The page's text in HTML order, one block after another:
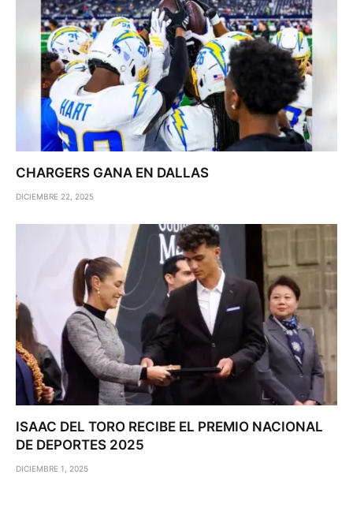
CHARGERS GANA EN DALLAS
DICIEMBRE 22, 2025
ISAAC DEL TORO RECIBE EL PREMIO NACIONAL
DE DEPORTES 2025
DICIEMBRE 1, 2025